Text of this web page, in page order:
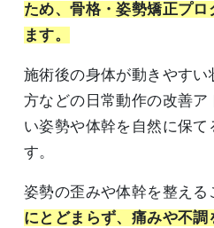
ため、骨格・姿勢矯正プ
ます。
施術後の身体が動きやすい
方などの日常動作の改善ア
い姿勢や体幹を自然に保て
す。
姿勢の歪みや体幹を整える
にとどまらず、痛みや不